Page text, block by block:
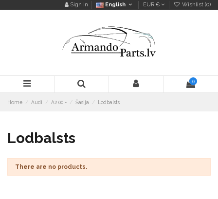
Sign in English EUR € Wishlist (0)
0
Home Audi A2 00 - Šasija Lodbalsts
Lodbalsts
There are no products.